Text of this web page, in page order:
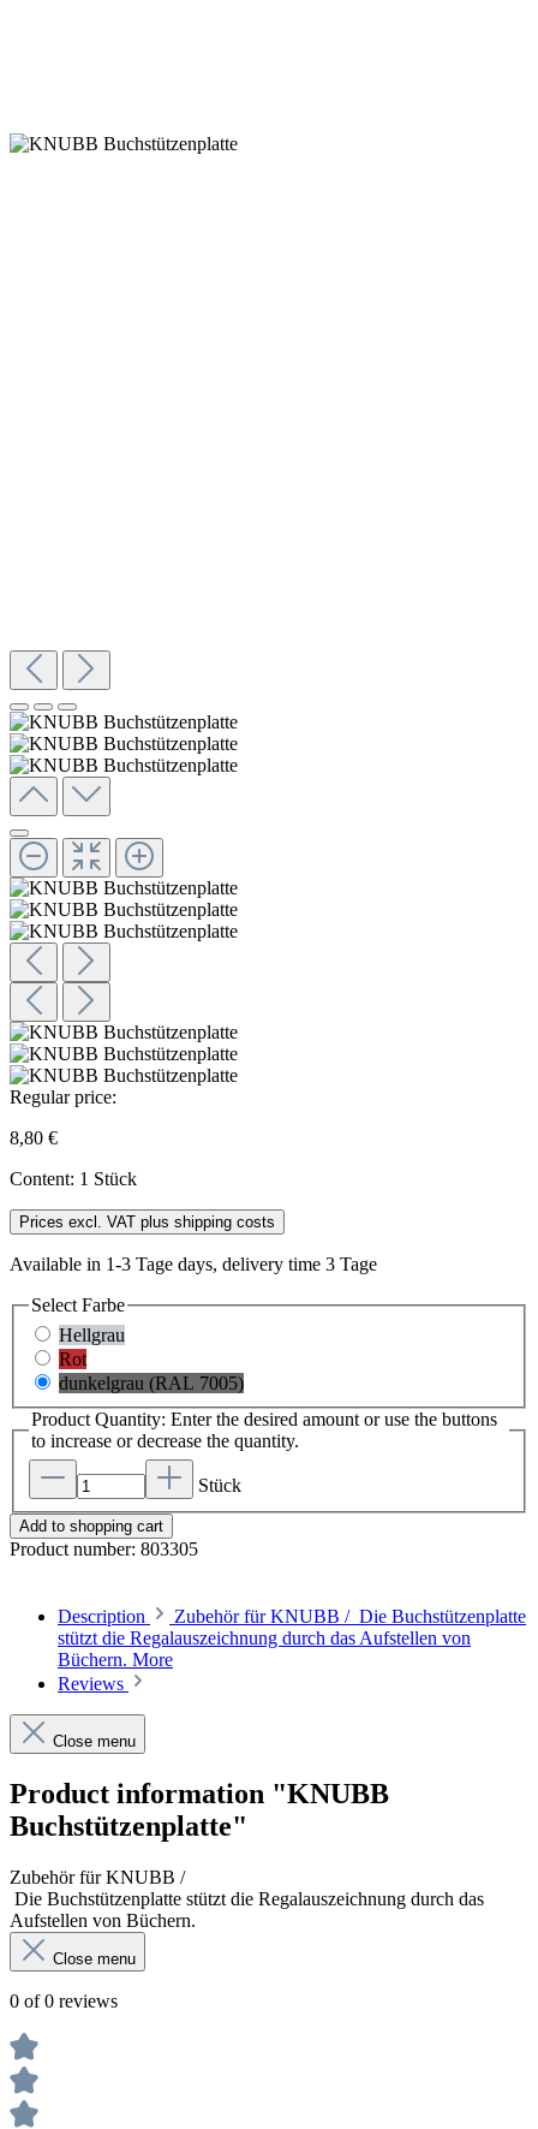
Regular price:
8,80 €
Content: 1 Stück
Prices excl. VAT plus shipping costs
Available in 1-3 Tage days, delivery time 3 Tage
Select Farbe
Hellgrau
Rot
dunkelgrau (RAL 7005)
Product Quantity: Enter the desired amount or use the buttons
to increase or decrease the quantity.
Stück
Add to shopping cart
Product number: 803305
Description
Zubehör für KNUBB / Die Buchstützenplatte
stützt die Regalauszeichnung durch das Aufstellen von
Büchern. More
Reviews
Close menu
Product information "KNUBB
Buchstützenplatte"
Zubehör für KNUBB /
Die Buchstützenplatte stützt die Regalauszeichnung durch das
Aufstellen von Büchern.
Close menu
0 of 0 reviews